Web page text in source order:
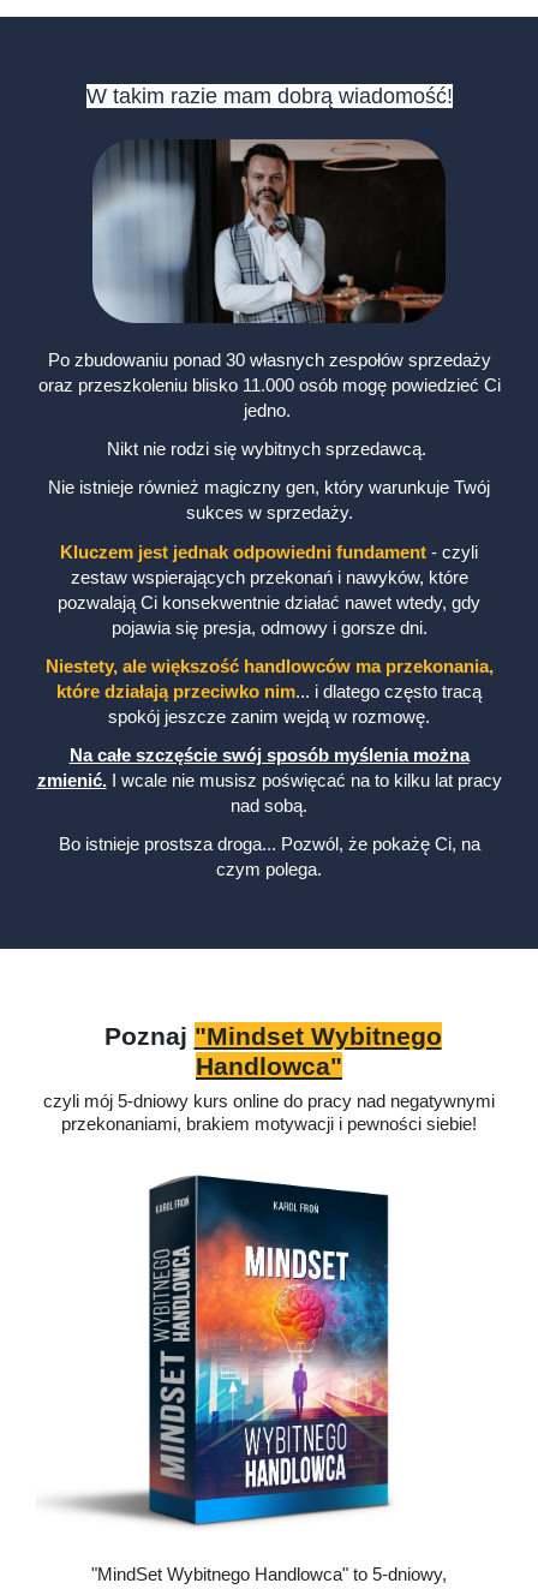
W takim razie mam dobrą wiadomość!
Po zbudowaniu ponad 30 własnych zespołów sprzedaży
oraz przeszkoleniu blisko 11.000 osób mogę powiedzieć Ci
jedno.
Nikt nie rodzi się wybitnych sprzedawcą.
Nie istnieje również magiczny gen, który warunkuje Twój
sukces w sprzedaży.
Kluczem jest jednak odpowiedni fundament - czyli
zestaw wspierających przekonań i nawyków, które
pozwalają Ci konsekwentnie działać nawet wtedy, gdy
pojawia się presja, odmowy i gorsze dni.
Niestety, ale większość handlowców ma przekonania,
które działają przeciwko nim... i dlatego często tracą
spokój jeszcze zanim wejdą w rozmowę.
Na całe szczęście swój sposób myślenia można
zmienić. I wcale nie musisz poświęcać na to kilku lat pracy
nad sobą.
Bo istnieje prostsza droga... Pozwól, że pokażę Ci, na
czym polega.
Poznaj "Mindset Wybitnego
Handlowca"
czyli mój 5-dniowy kurs online do pracy nad negatywnymi
przekonaniami, brakiem motywacji i pewności siebie!
"MindSet Wybitnego Handlowca" to 5-dniowy,